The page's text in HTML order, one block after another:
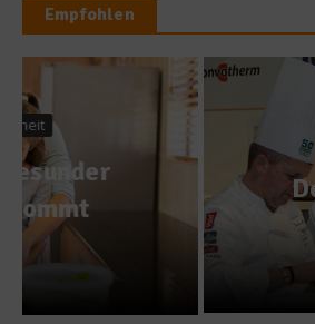
Empfohlen
News
Der Grammy
3. Februar 2014